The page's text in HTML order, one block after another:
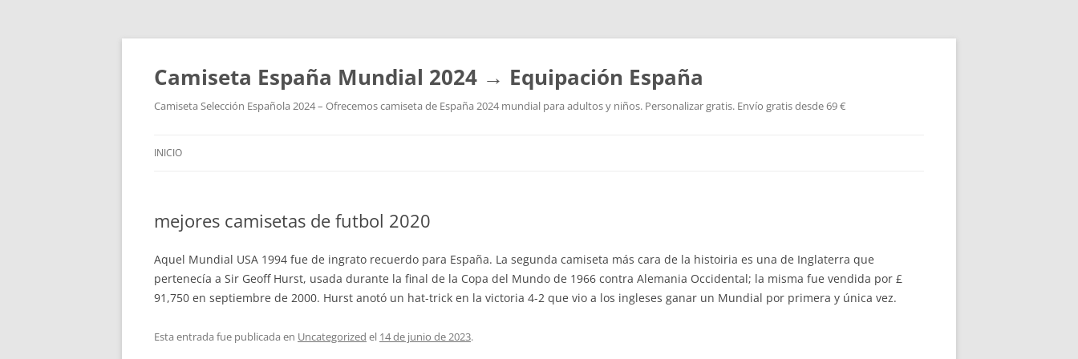
Camiseta España Mundial 2024 → Equipación España
Camiseta Selección Española 2024 – Ofrecemos camiseta de España 2024 mundial para adultos y niños. Personalizar gratis. Envío gratis desde 69 €
INICIO
mejores camisetas de futbol 2020
Aquel Mundial USA 1994 fue de ingrato recuerdo para España. La segunda camiseta más cara de la histoiria es una de Inglaterra que
pertenecía a Sir Geoff Hurst, usada durante la final de la Copa del Mundo de 1966 contra Alemania Occidental; la misma fue vendida por £
91,750 en septiembre de 2000. Hurst anotó un hat-trick en la victoria 4-2 que vio a los ingleses ganar un Mundial por primera y única vez.
Esta entrada fue publicada en Uncategorized el 14 de junio de 2023.